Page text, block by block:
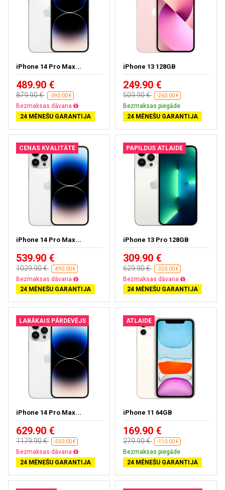
iPhone 14 Pro Max...
489.90 €
879.90 € -390.00 €
Bezmaksas dāvana
24 MĒNEŠU GARANTIJA
iPhone 13 128GB
249.90 €
509.90 € -260.00 €
Bezmaksas piegāde
24 MĒNEŠU GARANTIJA
CENAS KVALITĀTE
iPhone 14 Pro Max...
539.90 €
1029.90 € -490.00 €
Bezmaksas dāvana
24 MĒNEŠU GARANTIJA
PAPILDUS ATLAIDE
iPhone 13 Pro 128GB
309.90 €
629.90 € -320.00 €
Bezmaksas dāvana
24 MĒNEŠU GARANTIJA
LABĀKAIS PĀRDEVĒJS
iPhone 14 Pro Max...
629.90 €
1179.90 € -550.00 €
Bezmaksas dāvana
24 MĒNEŠU GARANTIJA
ATLAIDE
iPhone 11 64GB
169.90 €
279.90 € -110.00 €
Bezmaksas piegāde
24 MĒNEŠU GARANTIJA